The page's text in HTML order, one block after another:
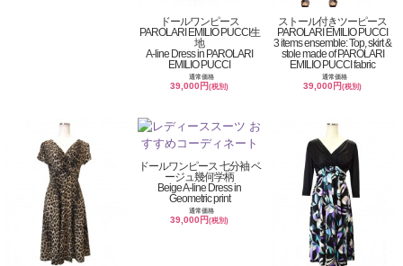
ドールワンピース
PAROLARI EMILIO PUCCI生
地
A-line Dress in PAROLARI
EMILIO PUCCI
通常価格
39,000円(税別)
ストール付きツーピース
PAROLARI EMILIO PUCCI
3 items ensemble: Top, skirt &
stole made of PAROLARI
EMILIO PUCCI fabric
通常価格
39,000円(税別)
ドールワンピース 七分袖 ベ
ージュ幾何学柄
Beige A-line Dress in
Geometric print
通常価格
39,000円(税別)